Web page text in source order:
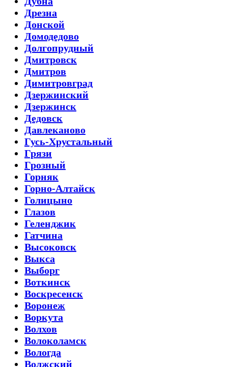
Дрезна
Донской
Домодедово
Долгопрудный
Дмитровск
Дмитров
Димитровград
Дзержинский
Дзержинск
Дедовск
Давлеканово
Гусь-Хрустальный
Грязи
Грозный
Горняк
Горно-Алтайск
Голицыно
Глазов
Геленджик
Гатчина
Высоковск
Выкса
Выборг
Воткинск
Воскресенск
Воронеж
Воркута
Волхов
Волоколамск
Вологда
Волжский